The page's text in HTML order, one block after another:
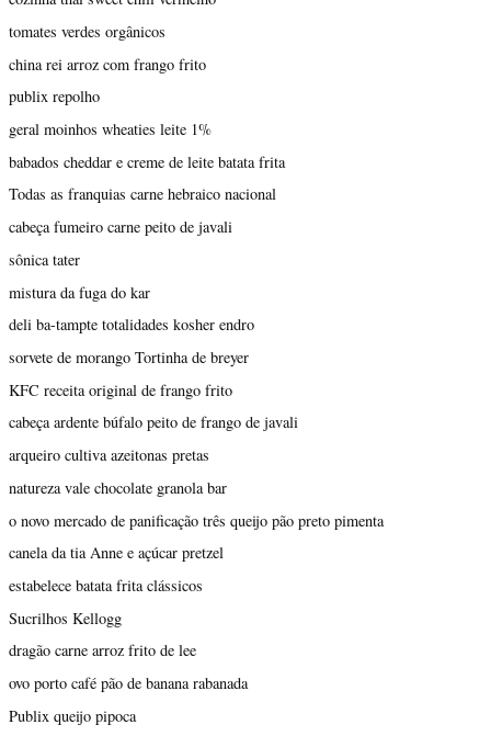
tomates verdes orgânicos
china rei arroz com frango frito
publix repolho
geral moinhos wheaties leite 1%
babados cheddar e creme de leite batata frita
Todas as franquias carne hebraico nacional
cabeça fumeiro carne peito de javali
sônica tater
mistura da fuga do kar
deli ba-tampte totalidades kosher endro
sorvete de morango Tortinha de breyer
KFC receita original de frango frito
cabeça ardente búfalo peito de frango de javali
arqueiro cultiva azeitonas pretas
natureza vale chocolate granola bar
o novo mercado de panificação três queijo pão preto pimenta
canela da tia Anne e açúcar pretzel
estabelece batata frita clássicos
Sucrilhos Kellogg
dragão carne arroz frito de lee
ovo porto café pão de banana rabanada
Publix queijo pipoca